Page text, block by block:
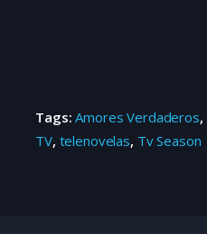
Tags:Amores Verdaderos,
TV, telenovelas, Tv Season